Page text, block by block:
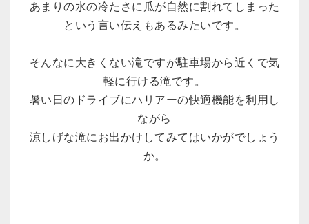
あまりの水の冷たさに瓜が自然に割れてしまった
という言い伝えもあるみたいです。
そんなに大きくない滝ですが駐車場から近くで気
軽に行ける滝です。
暑い日のドライブにハリアーの快適機能を利用し
ながら
涼しげな滝にお出かけしてみてはいかがでしょう
か。